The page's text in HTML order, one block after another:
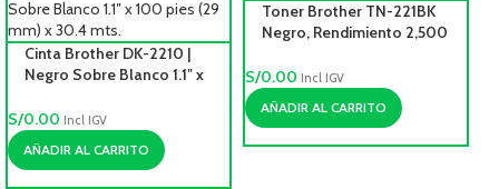
Cinta Brother DK-2210 |
Negro Sobre Blanco 1.1″ x
mts.
S/0.00 Incl IGV
AÑADIR AL CARRITO
Toner Brother TN-221BK
Negro, Rendimiento 2,500
S/0.00 Incl IGV
AÑADIR AL CARRITO